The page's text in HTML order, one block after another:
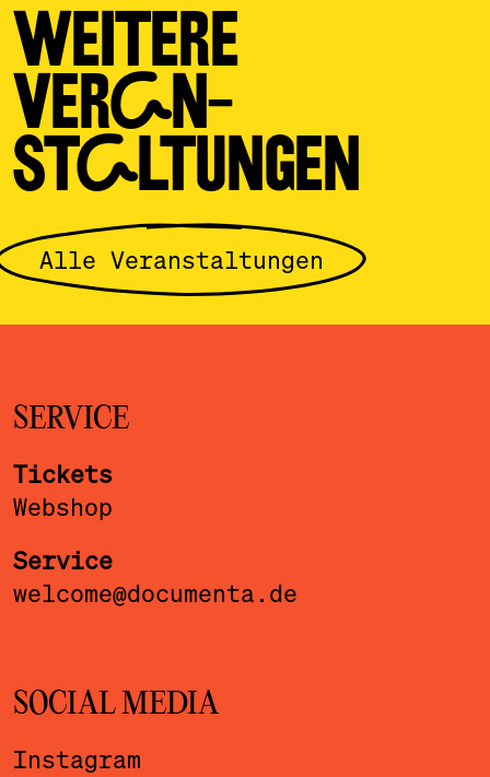
WEITERE
VERAN­
STALTUNGEN
Alle Veranstaltungen
SERVICE
Tickets
Webshop
Service
welcome@documenta.de
SOCIAL MEDIA
Instagram